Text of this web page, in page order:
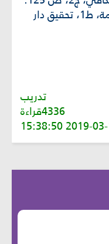
18- الريشهري، محمد، ميزان الحكمة، ط1، تحقيق دار
تدريب
4336قراءة
2019-03-13